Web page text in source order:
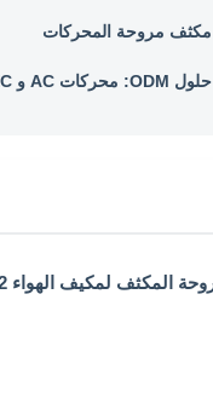
مكثف مروحة المحركات
حلول ODM: محركات AC و EC مخصصة